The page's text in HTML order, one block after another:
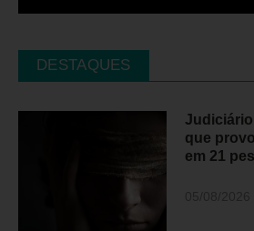
DESTAQUES
que
em 21